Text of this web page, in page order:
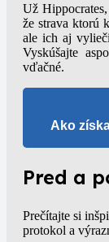
Už
že strava ktorú
ale ich aj
Vyskúšajte
vďačné.
Ako
Pred a
Prečítajte si
protokol a